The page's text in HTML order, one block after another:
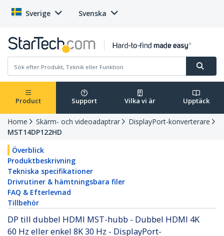
Sverige Svenska
Product Support Vilka vi är Upptäck
Home Skärm- och videoadaptrar
DisplayPort-konverterare
MST14DP122HD
Överblick
Produktbeskrivning
Tekniska specifikationer
Drivrutiner & hämtningsbara filer
FAQ & Efterlevnad
Tillbehör
DP till dubbel HDMI MST-hubb - Dubbel HDMI 4K
60 Hz eller enkel 8K 30 Hz - DisplayPort-